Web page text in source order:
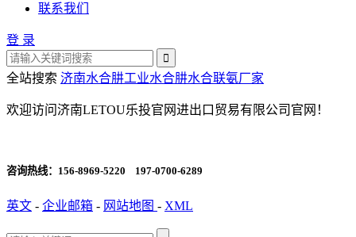
联系我们
登 录
全站搜索 济南水合肼工业水合肼水合联氨厂家
欢迎访问济南LETOU乐投官网进出口贸易有限公司官网！
咨询热线： 156-8969-5220 197-0700-6289
英文 - 企业邮箱 - 网站地图 - XML